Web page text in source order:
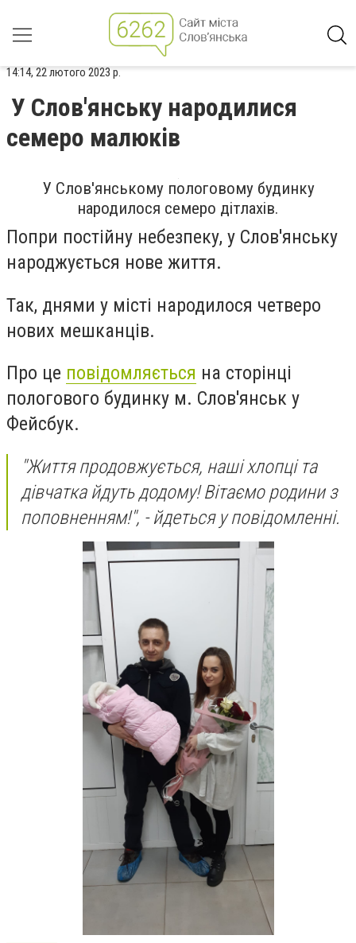
14:14, 22 лютого 2023 р.
У Слов'янську народилися
семеро малюків
У Слов'янському пологовому будинку
народилося семеро дітлахів.
Попри постійну небезпеку, у Слов'янську
народжується нове життя.
Так, днями у місті народилося четверо
нових мешканців.
Про це повідомляється на сторінці
пологового будинку м. Слов'янськ у
Фейсбук.
"Життя продовжується, наші хлопці та
дівчатка йдуть додому! Вітаємо родини з
поповненням!", - йдеться у повідомленні.